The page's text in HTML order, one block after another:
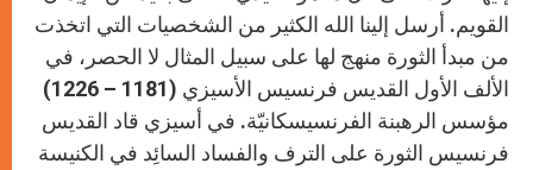
القويم. أرسل إلينا الله الكثير من الشخصيات التي اتخذت
من مبدأ الثورة منهج لها على سبيل المثال لا الحصر، في
الألف الأول القديس فرنسيس الأسيزي (1181 – 1226)
مؤسس الرهبنة الفرنسيسكانيّة. في أسيزي قاد القديس
فرنسيس الثورة على الترف والفساد السائِد في الكنيسة